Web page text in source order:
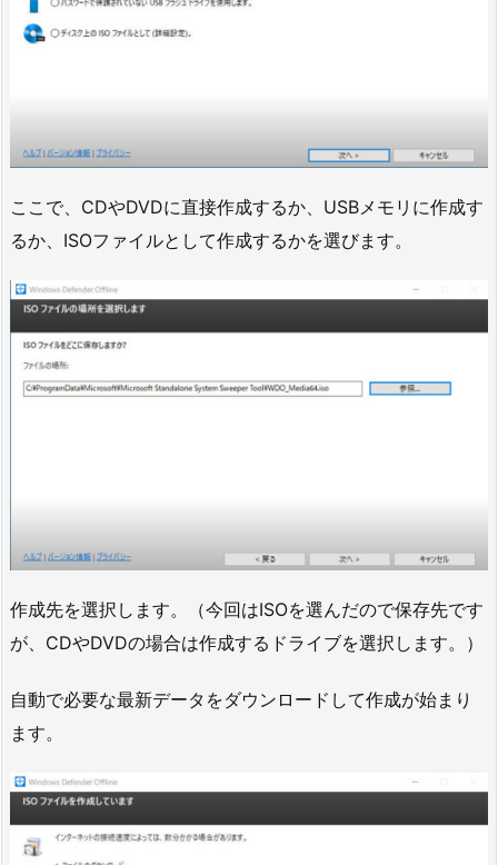
ここで、CDやDVDに直接作成するか、USBメモリに作成す
るか、ISOファイルとして作成するかを選びます。
作成先を選択します。（今回はISOを選んだので保存先です
が、CDやDVDの場合は作成するドライブを選択します。）
自動で必要な最新データをダウンロードして作成が始まり
ます。